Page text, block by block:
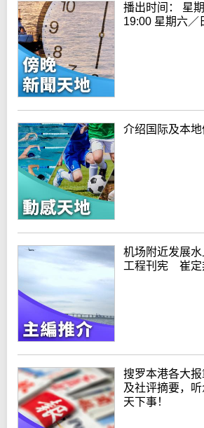
播出时间： 星
19:00 星期六／
介绍国际及本地
机场附近发展
工程刊宪 崔定
搜罗本港各大
及社评摘要，
天下事！